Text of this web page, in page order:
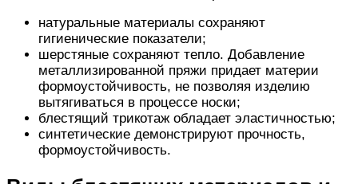
натуральные материалы сохраняют
гигиенические показатели;
шерстяные сохраняют тепло. Добавление
металлизированной пряжи придает материи
формоустойчивость, не позволяя изделию
вытягиваться в процессе носки;
блестящий трикотаж обладает эластичностью;
синтетические демонстрируют прочность,
формоустойчивость.